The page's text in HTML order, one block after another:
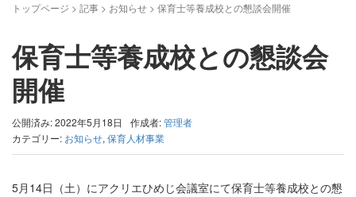
トップページ > 記事 > お知らせ > 保育士等養成校との懇談会開催
保育士等養成校との懇談会
開催
公開済み: 2022年5月18日 作成者:管理者
カテゴリー: お知らせ, 保育人材事業
5月14日（土）にアクリエひめじ会議室にて保育士等養成校との懇